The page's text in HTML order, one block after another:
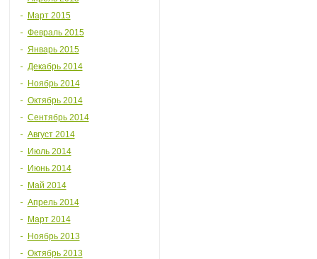
Март 2015
Февраль 2015
Январь 2015
Декабрь 2014
Ноябрь 2014
Октябрь 2014
Сентябрь 2014
Август 2014
Июль 2014
Июнь 2014
Май 2014
Апрель 2014
Март 2014
Ноябрь 2013
Октябрь 2013